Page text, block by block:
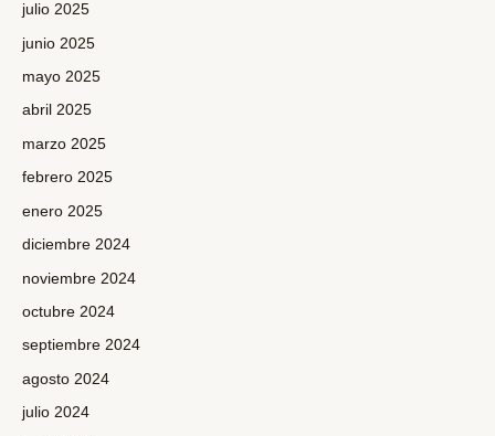
julio 2025
junio 2025
mayo 2025
abril 2025
marzo 2025
febrero 2025
enero 2025
diciembre 2024
noviembre 2024
octubre 2024
septiembre 2024
agosto 2024
julio 2024